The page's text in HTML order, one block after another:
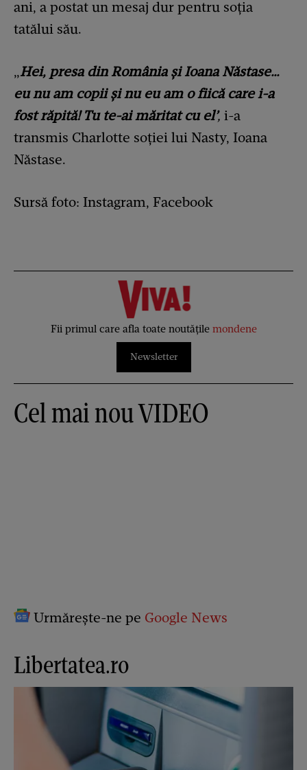
ani, a postat un mesaj dur pentru soția
tatălui său.
„Hei, presa din România și Ioana Năstase…
eu nu am copii și nu eu am o fiică care i-a
fost răpită! Tu te-ai măritat cu el’, i-a
transmis Charlotte soției lui Nasty, Ioana
Năstase.
Sursă foto: Instagram, Facebook
Fii primul care afla toate noutățile mondene
Newsletter
Cel mai nou VIDEO
Urmărește-ne pe Google News
Libertatea.ro